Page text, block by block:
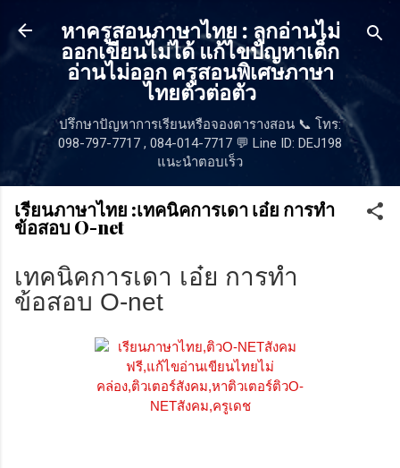
ข้ามไปที่เนื้อหาหลัก
หาครูสอนภาษาไทย : ลูกอ่านไม่
ออกเขียนไม่ได้ แก้ไขปัญหาเด็ก
อ่านไม่ออก ครูสอนพิเศษภาษา
ไทยตัวต่อตัว
ปรึกษาปัญหาการเรียนหรือจองตารางสอน 📞 โทร:
098-797-7717 , 084-014-7717 💬 Line ID: DEJ198
แนะนำตอบเร็ว
เรียนภาษาไทย :เทคนิคการเดา เอ๋ย การทำ
ข้อสอบ O-net
เทคนิคการเดา เอ๋ย การทำ
ข้อสอบ O-net